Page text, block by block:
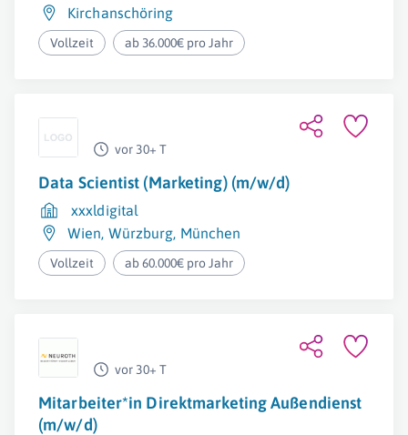
Kirchanschöring
Vollzeit ab 36.000€ pro Jahr
vor 30+ T
Data Scientist (Marketing) (m/w/d)
xxxldigital
Wien, Würzburg, München
Vollzeit ab 60.000€ pro Jahr
vor 30+ T
Mitarbeiter*in Direktmarketing Außendienst
(m/w/d)